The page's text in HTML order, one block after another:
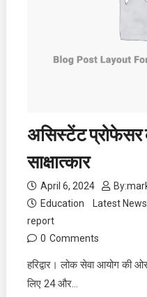
असिस्टेंट प्रोफेसर
साक्षात्कार
April 6, 2024 By:
Education
Latest News
report
0 Comments
हरिद्वार। लोक सेवा आयोग की
लिए 24 और…